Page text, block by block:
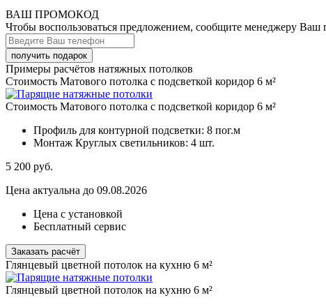
ВАШ ПРОМОКОД
Чтобы воспользоваться предложением, сообщите менеджеру Ваш
Примеры расчётов натяжных потолков
Стоимость Матового потолка с подсветкой коридор 6 м²
Стоимость Матового потолка с подсветкой коридор 6 м²
Профиль для контурной подсветки: 8 пог.м
Монтаж Круглых светильников: 4 шт.
5 200 руб.
Цена актуальна до 09.08.2026
Цена с установкой
Бесплатный сервис
Заказать расчёт
Глянцевый цветной потолок на кухню 6 м²
Глянцевый цветной потолок на кухню 6 м²